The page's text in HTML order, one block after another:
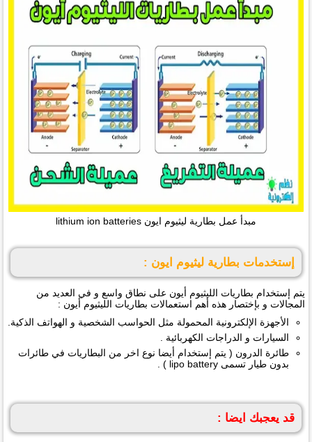
مبدأ عمل بطارية ليثيوم ايون lithium ion batteries
إستخدمات بطارية ليثيوم ايون :
يتم إستخدام بطاريات الليثيوم أيون على نطاق واسع و في العديد من
المجالات و بإختصار هذه أهم استعمالات بطاريات الليثيوم أيون :
الأجهزة الإلكترونية المحمولة مثل الحواسب الشخصية و الهواتف الذكية.
السيارات و الدراجات الكهربائية .
طائرة الدرون ( يتم إستخدام أيضا نوع اخر من البطاريات في طائرات
بدون طيار تسمى lipo battery ) .
قد يعجبك ايضا :